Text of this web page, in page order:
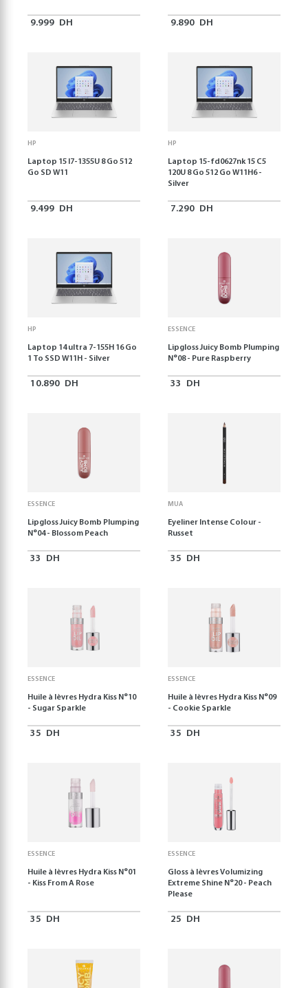
9.999 DH 9.890 DH
HP
Laptop 15 I7-1355U 8 Go 512
Go SD W11
9.499 DH
HP
Laptop 15-fd0627nk 15 C5
120U 8 Go 512 Go W11H6 -
Silver
7.290 DH
HP
Laptop 14 ultra 7-155H 16 Go
1 To SSD W11H - Silver
10.890 DH
ESSENCE
Lipgloss Juicy Bomb Plumping
N°08 - Pure Raspberry
33 DH
ESSENCE
Lipgloss Juicy Bomb Plumping
N°04 - Blossom Peach
33 DH
MUA
Eyeliner Intense Colour -
Russet
35 DH
ESSENCE
Huile à lèvres Hydra Kiss N°10
- Sugar Sparkle
35 DH
ESSENCE
Huile à lèvres Hydra Kiss N°09
- Cookie Sparkle
35 DH
ESSENCE
Huile à lèvres Hydra Kiss N°01
- Kiss From A Rose
35 DH
ESSENCE
Gloss à lèvres Volumizing
Extreme Shine N°20 - Peach
Please
25 DH